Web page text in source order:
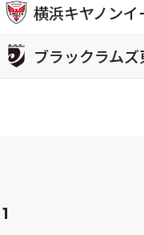
横浜キヤノンイ
ブラックラムズ
1